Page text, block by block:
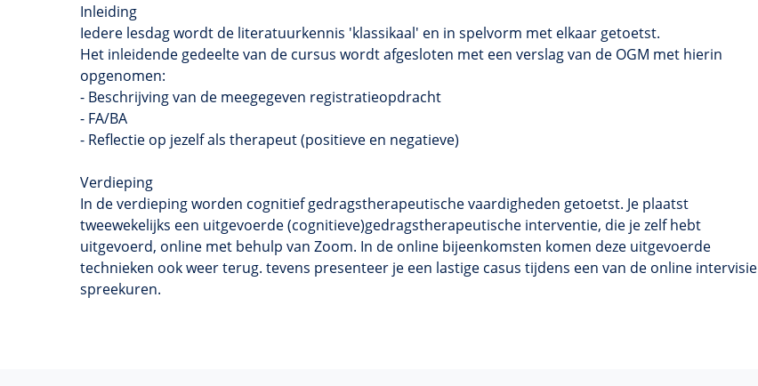
Inleiding
Iedere lesdag wordt de literatuurkennis 'klassikaal' en in spelvorm met elkaar getoetst.
Het inleidende gedeelte van de cursus wordt afgesloten met een verslag van de OGM met hierin
opgenomen:
- Beschrijving van de meegegeven registratieopdracht
- FA/BA
- Reflectie op jezelf als therapeut (positieve en negatieve)
Verdieping
In de verdieping worden cognitief gedragstherapeutische vaardigheden getoetst. Je plaatst
tweewekelijks een uitgevoerde (cognitieve)gedragstherapeutische interventie, die je zelf hebt
uitgevoerd, online met behulp van Zoom. In de online bijeenkomsten komen deze uitgevoerde
technieken ook weer terug. tevens presenteer je een lastige casus tijdens een van de online intervisie
spreekuren.